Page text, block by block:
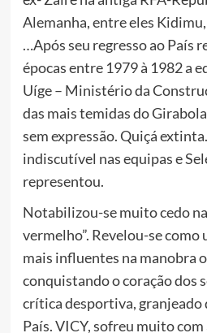
Alemanha, entre eles
…Após seu regresso ao País
épocas entre 1979 à 1982 a
Uíge – Ministério da
das mais temidas do
sem expressão. Quiçá
indiscutível nas equipas e
representou.
Notabilizou-se muito cedo
vermelho”. Revelou-se como
mais influentes na manobra
conquistando o coração dos
crítica desportiva, granjeado
País. VICY, sofreu muito